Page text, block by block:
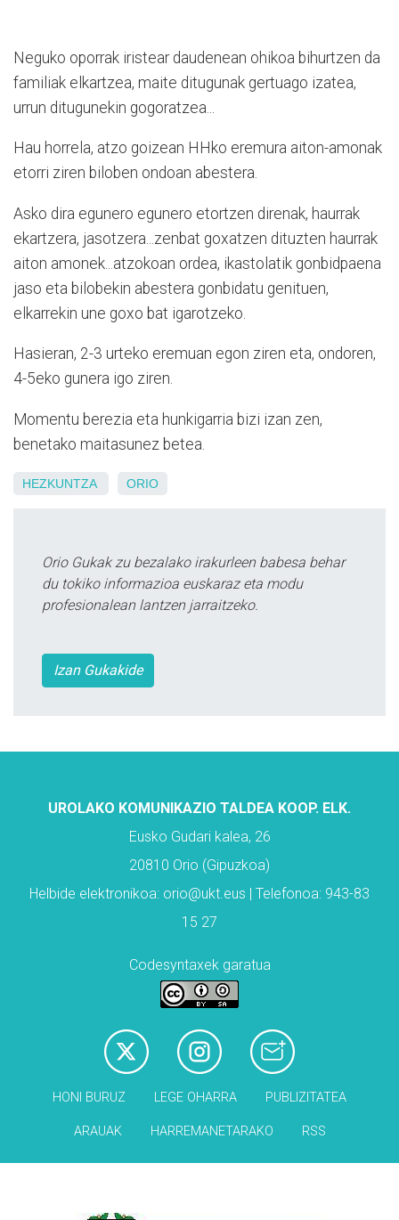
Neguko oporrak iristear daudenean ohikoa bihurtzen da
familiak elkartzea, maite ditugunak gertuago izatea,
urrun ditugunekin gogoratzea...
Hau horrela, atzo goizean HHko eremura aiton-amonak
etorri ziren biloben ondoan abestera.
Asko dira egunero egunero etortzen direnak, haurrak
ekartzera, jasotzera...zenbat goxatzen dituzten haurrak
aiton amonek...atzokoan ordea, ikastolatik gonbidpaena
jaso eta bilobekin abestera gonbidatu genituen,
elkarrekin une goxo bat igarotzeko.
Hasieran, 2-3 urteko eremuan egon ziren eta, ondoren,
4-5eko gunera igo ziren.
Momentu berezia eta hunkigarria bizi izan zen,
benetako maitasunez betea.
HEZKUNTZA ORIO
Orio Gukak zu bezalako irakurleen babesa behar
du tokiko informazioa euskaraz eta modu
profesionalean lantzen jarraitzeko.
Izan Gukakide
UROLAKO KOMUNIKAZIO TALDEA KOOP. ELK.
Eusko Gudari kalea, 26
20810 Orio (Gipuzkoa)
Helbide elektronikoa: orio@ukt.eus | Telefonoa: 943-83
15 27
Codesyntaxek garatua
HONI BURUZ LEGE OHARRA PUBLIZITATEA
ARAUAK HARREMANETARAKO RSS